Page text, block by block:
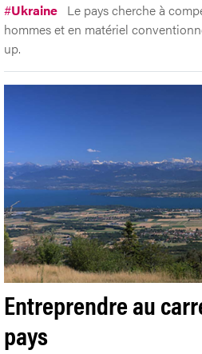
#Ukraine Le pays cherche à
hommes et en matériel
up.
Entreprendre au
pays